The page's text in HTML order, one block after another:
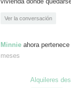
Ver la conversación
Minnie ahora
meses
Alquileres